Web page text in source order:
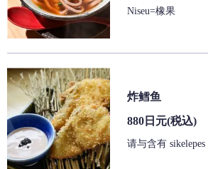
Niseu=橡果
炸鳕鱼
880日元(税込)
请与含有